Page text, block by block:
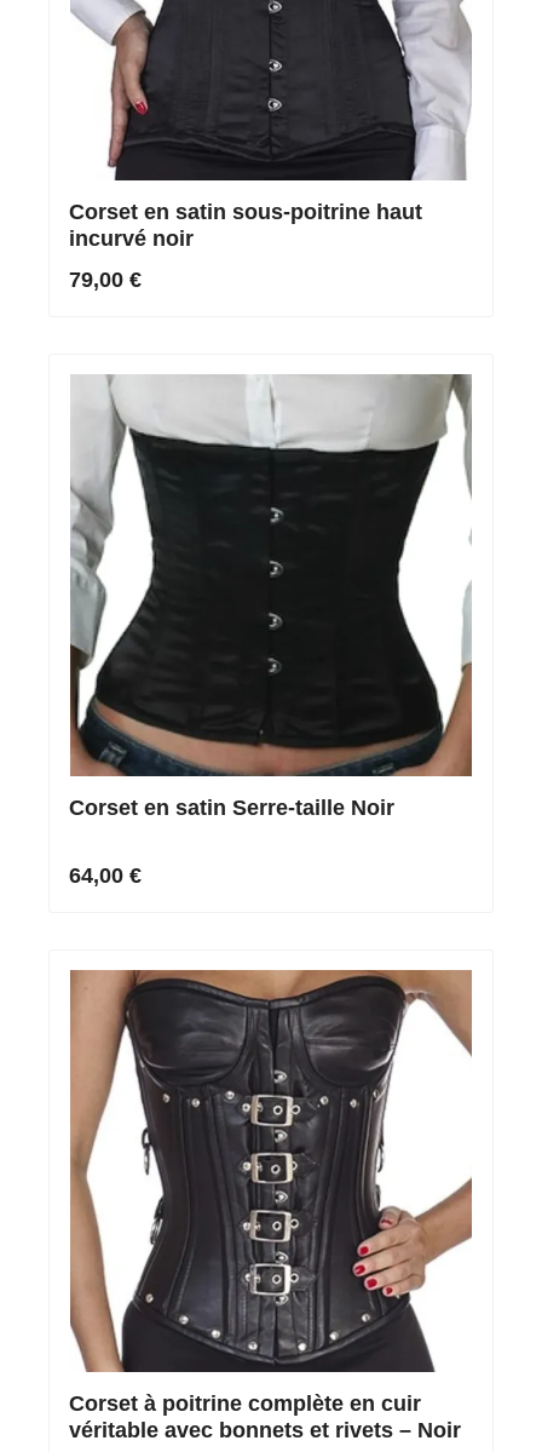
Corset en satin sous-poitrine haut
incurvé noir
79,00 €
Corset en satin Serre-taille Noir
64,00 €
Corset à poitrine complète en cuir
véritable avec bonnets et rivets – Noir